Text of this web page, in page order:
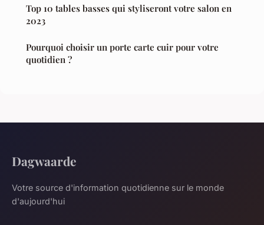
Top 10 tables basses qui styliseront votre salon en
2023
Pourquoi choisir un porte carte cuir pour votre
quotidien ?
Dagwaarde
Votre source d'information quotidienne sur le monde
d'aujourd'hui